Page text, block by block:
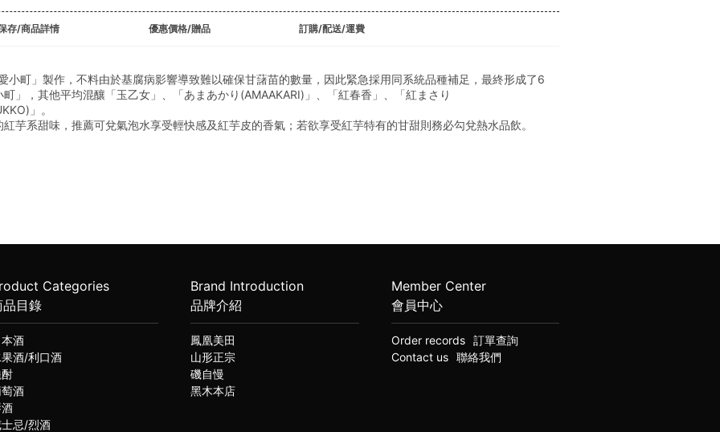
存/商品詳情 優惠價格/贈品 訂購/配送/運費
小町」製作，不料由於基腐病影響導致難以確保甘藷苗的數量，因此緊急採用同系統品種補足，最終形成了6
」，其他平均混釀「玉乙女」、「あまあかり(AMAAKARI)」、「紅春香」、「紅まさり
」。
芋系甜味，推薦可兌氣泡水享受輕快感及紅芋皮的香氣；若欲享受紅芋特有的甘甜則務必勾兌熱水品飲。
Categories
品目錄
酒
酒/利口酒
酒
忌/烈酒
Brand Introduction
品牌介紹
鳳凰美田
山形正宗
磯自慢
黑木本店
Member Center
會員中心
Order records
訂單查詢
Contact us
聯絡我們